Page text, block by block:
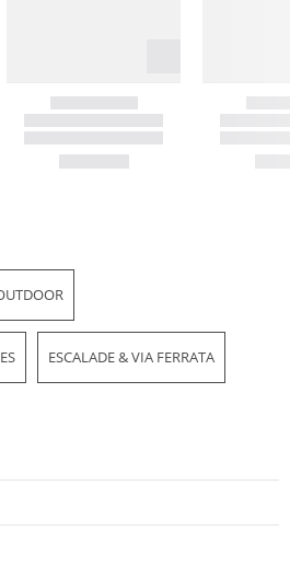
ESCALADE & VIA FERRATA